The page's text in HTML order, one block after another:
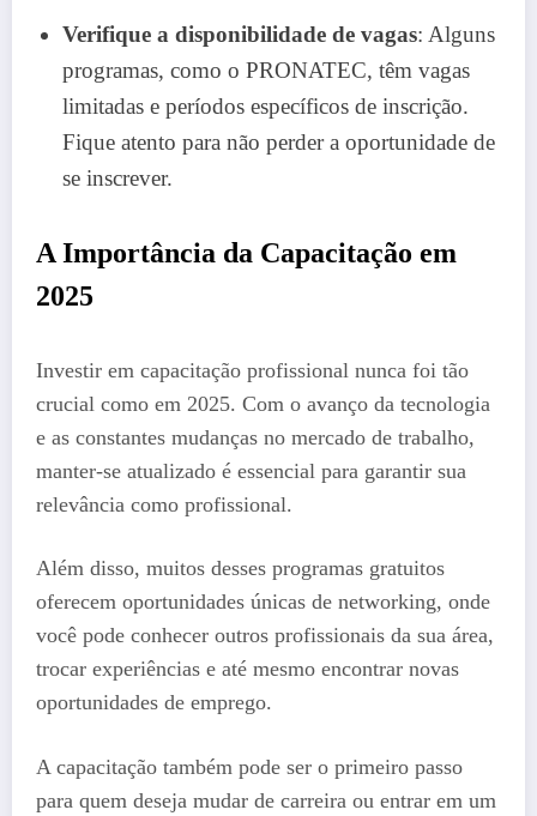
Verifique a disponibilidade de vagas: Alguns
programas, como o PRONATEC, têm vagas
limitadas e períodos específicos de inscrição.
Fique atento para não perder a oportunidade de
se inscrever.
A Importância da Capacitação em
2025
Investir em capacitação profissional nunca foi tão
crucial como em 2025. Com o avanço da tecnologia
e as constantes mudanças no mercado de trabalho,
manter-se atualizado é essencial para garantir sua
relevância como profissional.
Além disso, muitos desses programas gratuitos
oferecem oportunidades únicas de networking, onde
você pode conhecer outros profissionais da sua área,
trocar experiências e até mesmo encontrar novas
oportunidades de emprego.
A capacitação também pode ser o primeiro passo
para quem deseja mudar de carreira ou entrar em um